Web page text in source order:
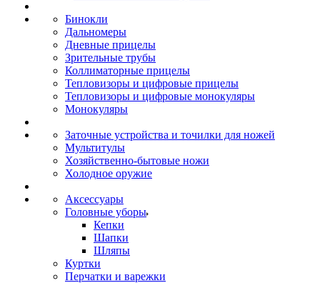
Бинокли
Дальномеры
Дневные прицелы
Зрительные трубы
Коллиматорные прицелы
Тепловизоры и цифровые прицелы
Тепловизоры и цифровые монокуляры
Монокуляры
Заточные устройства и точилки для ножей
Мультитулы
Хозяйственно-бытовые ножи
Холодное оружие
Аксессуары
Головные уборы
Кепки
Шапки
Шляпы
Куртки
Перчатки и варежки